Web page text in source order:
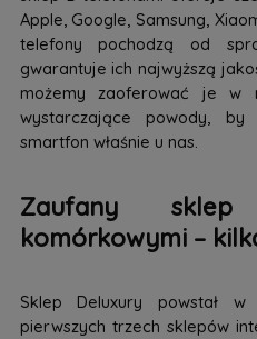
Apple, Google, Samsung,
telefony pochodzą od
gwarantuje ich najwyższą
możemy zaoferować je w
wystarczające powody, by
smartfon właśnie u nas.
Zaufany
komórkowymi –
Sklep Deluxury powstał
pierwszych trzech sklepów